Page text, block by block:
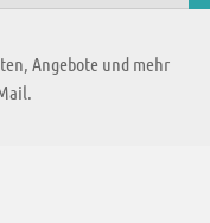
Angebote und mehr